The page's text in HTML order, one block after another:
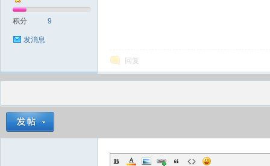
积分 9
发消息
回复